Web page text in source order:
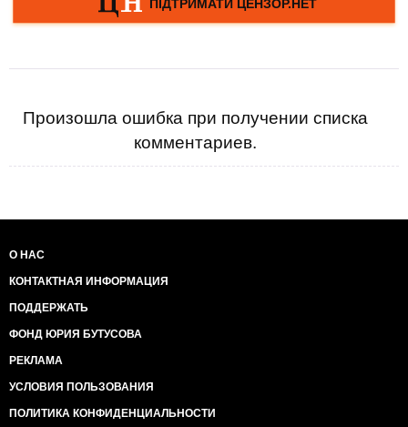
Произошла ошибка при получении списка
комментариев.
О НАС
КОНТАКТНАЯ ИНФОРМАЦИЯ
ПОДДЕРЖАТЬ
ФОНД ЮРИЯ БУТУСОВА
РЕКЛАМА
УСЛОВИЯ ПОЛЬЗОВАНИЯ
ПОЛИТИКА КОНФИДЕНЦИАЛЬНОСТИ